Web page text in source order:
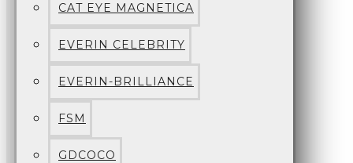
CAT EYE MAGNETICA
EVERIN CELEBRITY
EVERIN-BRILLIANCE
FSM
GDCOCO